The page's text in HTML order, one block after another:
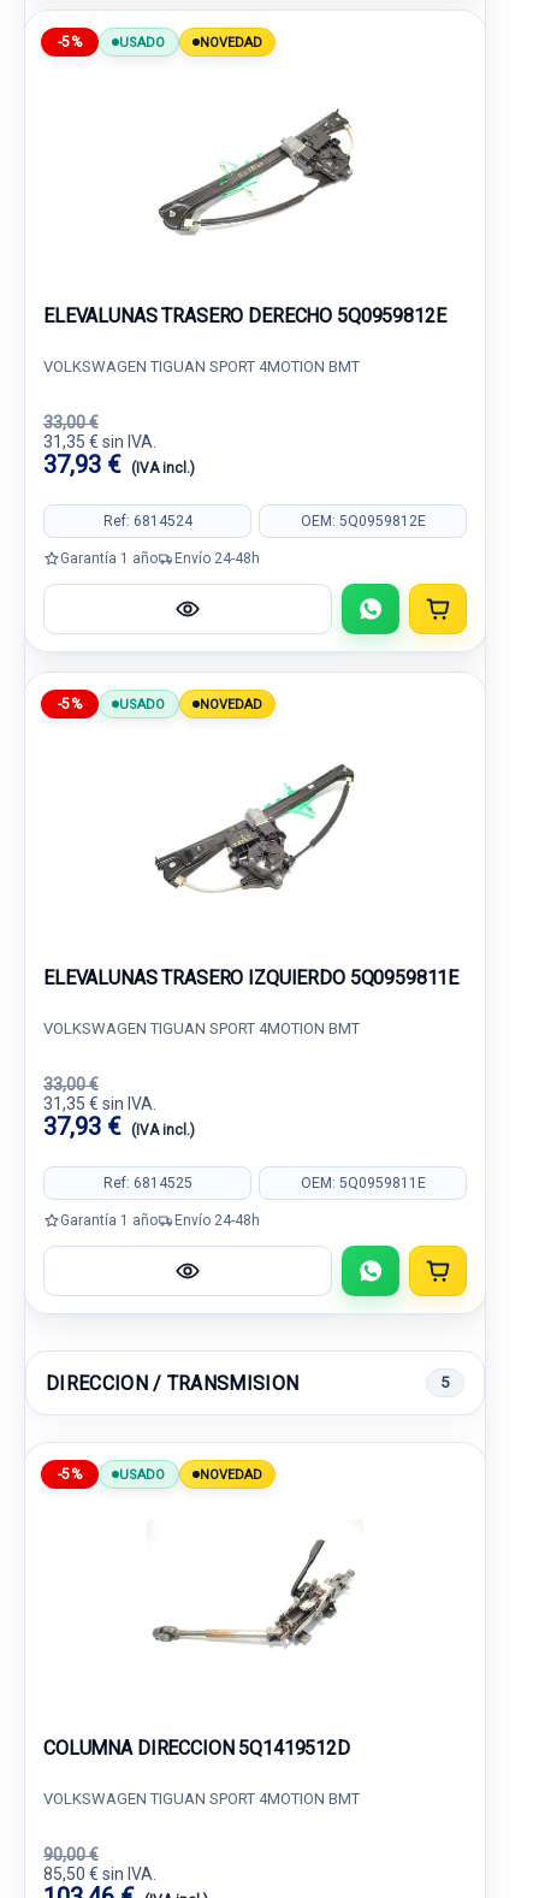
-5% USADO NOVEDAD
ELEVALUNAS TRASERO DERECHO 5Q0959812E
VOLKSWAGEN TIGUAN SPORT 4MOTION BMT
33,00 €
31,35 € sin IVA.
37,93 € (IVA incl.)
Ref: 6814524 OEM: 5Q0959812E
Garantía 1 año Envío 24-48h
-5% USADO NOVEDAD
ELEVALUNAS TRASERO IZQUIERDO 5Q0959811E
VOLKSWAGEN TIGUAN SPORT 4MOTION BMT
33,00 €
31,35 € sin IVA.
37,93 € (IVA incl.)
Ref: 6814525 OEM: 5Q0959811E
Garantía 1 año Envío 24-48h
DIRECCION / TRANSMISION 5
-5% USADO NOVEDAD
COLUMNA DIRECCION 5Q1419512D
VOLKSWAGEN TIGUAN SPORT 4MOTION BMT
90,00 €
85,50 € sin IVA.